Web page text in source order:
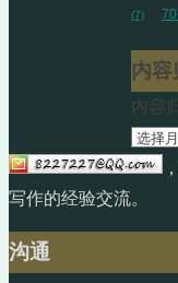
(7)
内容
内容
写作的经验交流。
沟通